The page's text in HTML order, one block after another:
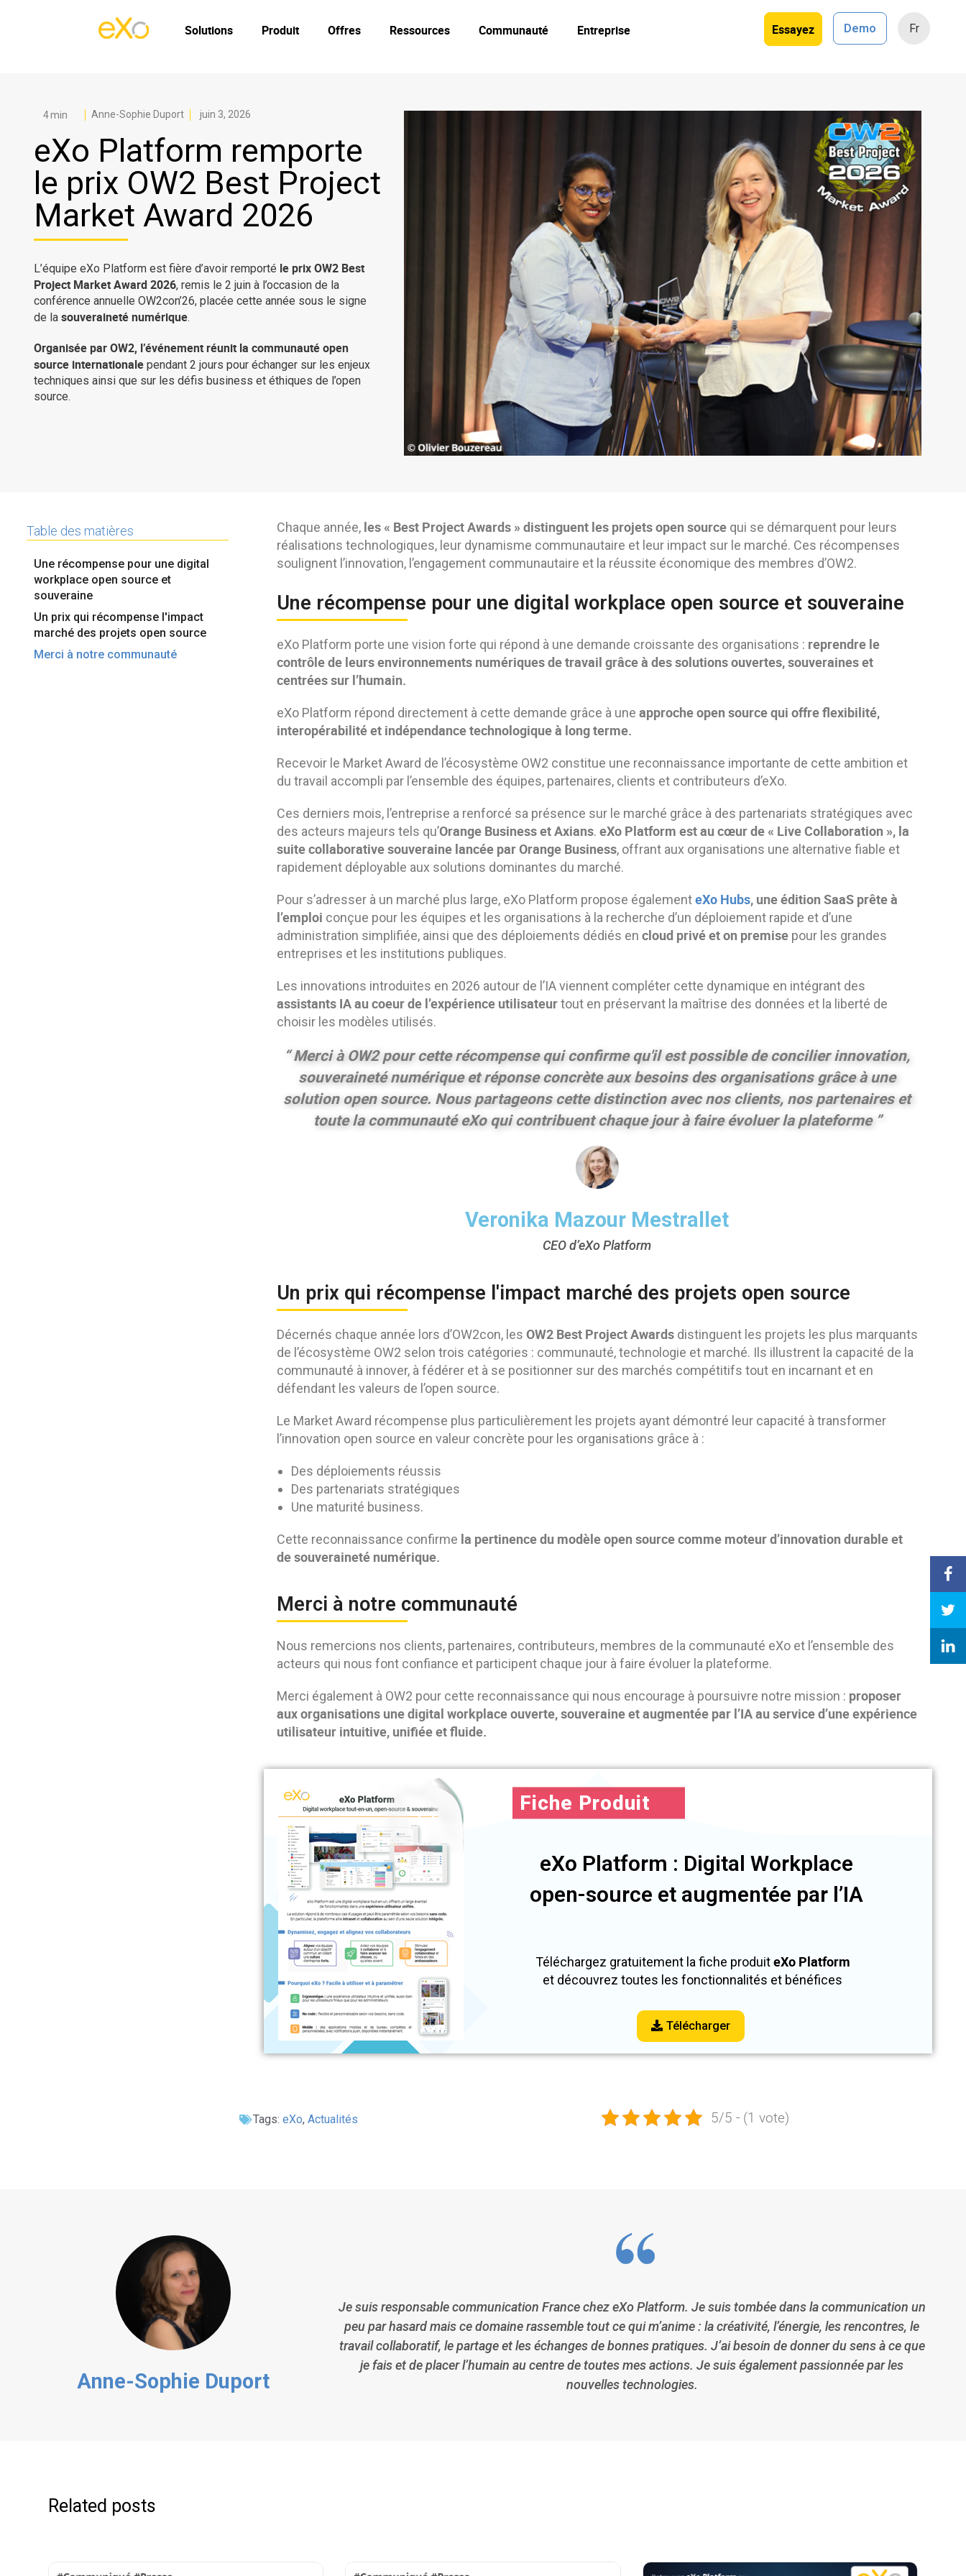
Essayez Demo Fr
Solutions Produit Offres Ressources Communauté Entreprise
Anne-Sophie Duport juin 3, 2026
eXo Platform remporte
le prix OW2 Best Project
Market Award 2026
L’équipe eXo Platform est fière d’avoir remporté le prixOW2 Best
Project Market Award 2026, remis le 2 juin à l’occasion de la
conférence annuelle OW2con’26, placée cette année sous le signe
de la souveraineté numérique.
Organisée par OW2, l’événement réunit la communauté open
source internationale pendant 2 jours pour échanger sur les enjeux
techniques ainsi que sur les défis business et éthiques de l’open
source.
Table des matières
Une récompense pour une digital
workplace open source et
souveraine
Un prix qui récompense l'impact
marché des projets open source
Merci à notre communauté
Chaque année, les « Best Project Awards » distinguent les projets open sourcequi se démarquent pour leurs
réalisations technologiques, leur dynamisme communautaire et leur impact sur le marché. Ces récompenses
soulignent l’innovation, l’engagement communautaire et la réussite économique des membres d’OW2.
Une récompense pour une digital workplace open source et souveraine
eXo Platform porte une vision forte qui répond à une demande croissante des organisations : reprendre le
contrôle de leurs environnements numériques de travail grâce à des solutions ouvertes, souveraines et
centrées sur l’humain.
eXo Platform répond directement à cette demande grâce à une approche open source qui offre flexibilité,
interopérabilité et indépendance technologique à long terme.
Recevoir le Market Award de l’écosystème OW2 constitue une reconnaissance importante de cette ambition et
du travail accompli par l’ensemble des équipes, partenaires, clients et contributeurs d’eXo.
Ces derniers mois, l’entreprise a renforcé sa présence sur le marché grâce à des partenariats stratégiques avec
des acteurs majeurs tels qu’Orange Business et Axians. eXo Platform est au cœur de « Live Collaboration », la
suite collaborative souveraine lancée par Orange Business, offrant aux organisations une alternative fiable et
rapidement déployable aux solutions dominantes du marché.
Pour s’adresser à un marché plus large, eXo Platform propose égalementeXo Hubs, une édition SaaS prête à
l’emploi conçue pour les équipes et les organisations à la recherche d’un déploiement rapide et d’une
administration simplifiée, ainsi que des déploiements dédiés en cloud privé et on premisepour les grandes
entreprises et les institutions publiques.
Les innovations introduites en 2026 autour de l’IA viennent compléter cette dynamique en intégrant des
assistants IA au coeur de l’expérience utilisateurtout en préservant la maîtrise des données et la liberté de
choisir les modèles utilisés.
“ Merci à OW2 pour cette récompense qui confirme qu'il est possible de concilier innovation,
souveraineté numérique et réponse concrète aux besoins des organisations grâce à une
solution open source. Nous partageons cette distinction avec nos clients, nos partenaires et
toute la communauté eXo qui contribuent chaque jour à faire évoluer la plateforme ”
Veronika Mazour Mestrallet
CEO d’eXo Platform
Un prix qui récompense l'impact marché des projets open source
Décernés chaque année lors d’OW2con, les OW2 Best Project Awardsdistinguent les projets les plus marquants
de l’écosystème OW2 selon trois catégories : communauté, technologie et marché. Ils illustrent la capacité de la
communauté à innover, à fédérer et à se positionner sur des marchés compétitifs tout en incarnant et en
défendant les valeurs de l’open source.
Le Market Award récompense plus particulièrement les projets ayant démontré leur capacité à transformer
l’innovation open source en valeur concrète pour les organisations grâce à :
Des déploiements réussis
Des partenariats stratégiques
Une maturité business.
Cette reconnaissance confirme la pertinence du modèle open source comme moteur d’innovation durable et
de souveraineté numérique.
Merci à notre communauté
Nous remercions nos clients, partenaires, contributeurs, membres de la communauté eXo et l’ensemble des
acteurs qui nous font confiance et participent chaque jour à faire évoluer la plateforme.
Merci également à OW2 pour cette reconnaissance qui nous encourage à poursuivre notre mission : proposer
aux organisations une digital workplace ouverte, souveraine et augmentée par l’IA au service d’une expérience
utilisateur intuitive, unifiée et fluide.
Fiche Produit
eXo Platform : Digital Workplace
open-source et augmentée par l’IA
Téléchargez gratuitement la fiche produiteXo Platform
et découvrez toutes les fonctionnalités et bénéfices
Télécharger
Tags: eXo, Actualités 5/5 - (1 vote)
Anne-Sophie Duport
Je suis responsable communication France chez eXo Platform. Je suis tombée dans la communication un
peu par hasard mais ce domaine rassemble tout ce qui m’anime : la créativité, l’énergie, les rencontres, le
travail collaboratif, le partage et les échanges de bonnes pratiques. J’ai besoin de donner du sens à ce que
je fais et de placer l’humain au centre de toutes mes actions. Je suis également passionnée par les
nouvelles technologies.
Related posts